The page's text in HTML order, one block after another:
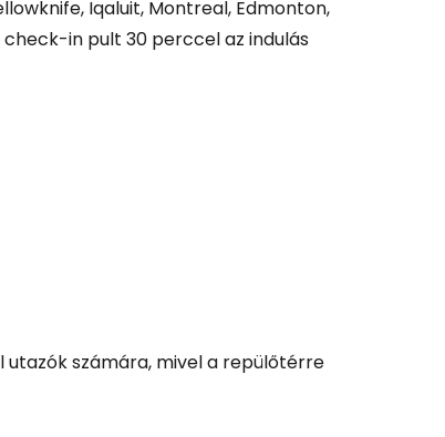
Iqaluit, Montreal, Edmonton,
in pult 30 perccel az indulás
utazók számára, mivel a repülőtérre